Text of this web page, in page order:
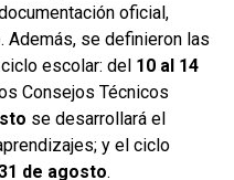
oficial,
. Además, se definieron las
escolar: del 10 al 14
Consejos Técnicos
se desarrollará el
y el ciclo
de agosto.